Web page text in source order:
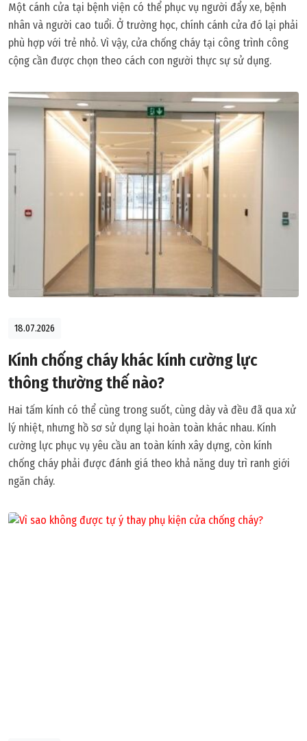
Một cánh cửa tại bệnh viện có thể phục vụ người đẩy xe, bệnh
nhân và người cao tuổi. Ở trường học, chính cánh cửa đó lại phải
phù hợp với trẻ nhỏ. Vì vậy, cửa chống cháy tại công trình công
cộng cần được chọn theo cách con người thực sự sử dụng.
18.07.2026
Kính chống cháy khác kính cường lực
thông thường thế nào?
Hai tấm kính có thể cùng trong suốt, cùng dày và đều đã qua xử
lý nhiệt, nhưng hồ sơ sử dụng lại hoàn toàn khác nhau. Kính
cường lực phục vụ yêu cầu an toàn kính xây dựng, còn kính
chống cháy phải được đánh giá theo khả năng duy trì ranh giới
ngăn cháy.